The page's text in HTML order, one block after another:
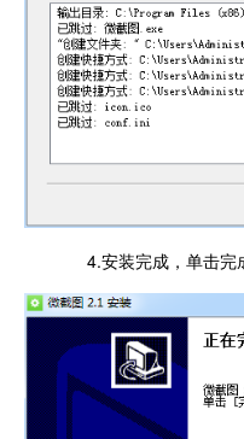
4.安装完成，单击完